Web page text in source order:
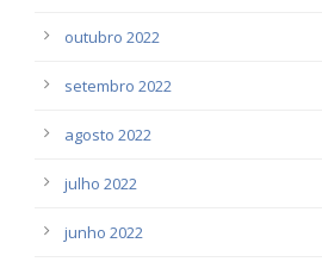
outubro 2022
setembro 2022
agosto 2022
julho 2022
junho 2022